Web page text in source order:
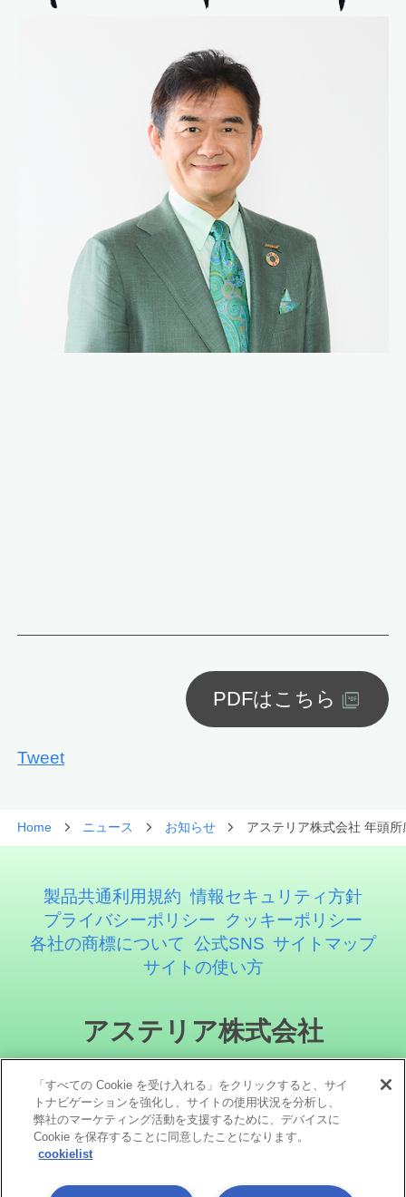
PDFはこちら
Tweet
Home ニュース お知らせ アステリア株式会社 年頭所
製品共通利用規約 情報セキュリティ方針
プライバシーポリシー
クッキーポリシー
各社の商標について 公式SNS サイトマップ
サイトの使い方
アステリア株式会社
「すべての Cookie を受け入れる」をクリックすると、サイ
トナビゲーションを強化し、サイトの使用状況を分析し、
弊社のマーケティング活動を支援するために、デバイスに
Cookie を保存することに同意したことになります。
cookielist